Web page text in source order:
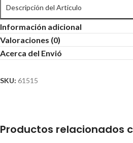
Descripción del Articulo
Información adicional
Valoraciones (0)
Acerca del Envió
SKU: 61515
Productos relacionados